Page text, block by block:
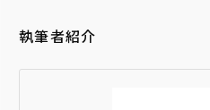
執筆者紹介